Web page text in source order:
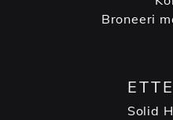
Broneeri
Solid